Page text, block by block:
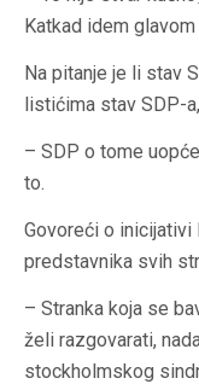
Katkad idem
Na pitanje je li stav
listićima stav SDP-
– SDP o tome
to.
Govoreći o inicijativi
predstavnika svih
– Stranka koja se
želi razgovarati,
stockholmskog